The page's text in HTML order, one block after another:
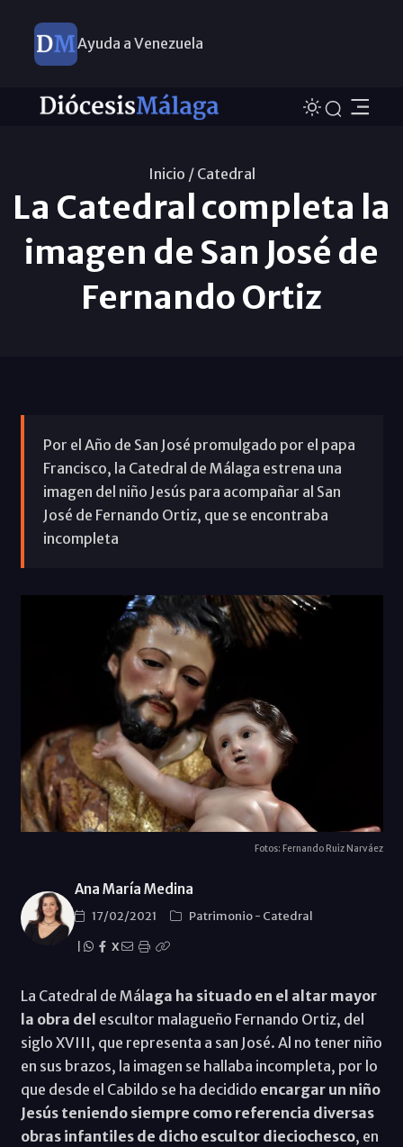
Ayuda a Venezuela
Inicio / Catedral
La Catedral completa la
imagen de San José de
Fernando Ortiz
Por el Año de San José promulgado por el papa
Francisco, la Catedral de Málaga estrena una
imagen del niño Jesús para acompañar al San
José de Fernando Ortiz, que se encontraba
incompleta
Fotos: Fernando Ruiz Narváez
Ana María Medina
17/02/2021 Patrimonio- Catedral
X
La Catedral de Mál aga ha situado en el altar mayor
la obra del escultor malagueño Fernando Ortiz, del
siglo XVIII, que representa a san José. Al no tener niño
en sus brazos, la imagen se hallaba incompleta, por lo
que desde el Cabildo se ha decidido encargar un niño
Jesús teniendo siempre como referencia diversas
obras infantiles de dicho escultor dieciochesco, en